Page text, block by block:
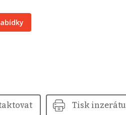
Tisk inzerátu